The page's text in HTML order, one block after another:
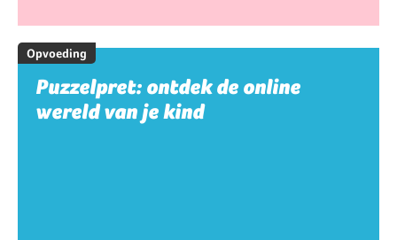
Opvoeding
Puzzelpret: ontdek de online
wereld van je kind